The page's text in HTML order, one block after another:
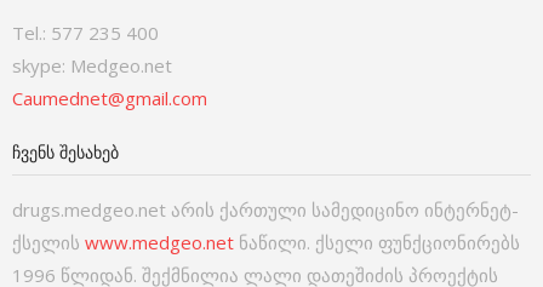
Tel.: 577 235 400
skype: Medgeo.net
Caumednet@gmail.com
ᲩᲕᲔᲜᲡ ᲨᲔᲡᲐᲮᲔᲑ
drugs.medgeo.net არის ქართული სამედიცინო ინტერნეტ-
ქსელის www.medgeo.net ნაწილი. ქსელი ფუნქციონირებს
1996 წლიდან. შექმნილია ლალი დათეშიძის პროექტის